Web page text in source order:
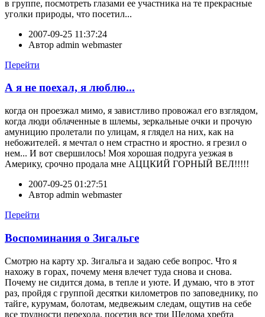
в группе, посмотреть глазами ее участника на те прекрасные
уголки природы, что посетил...
2007-09-25 11:37:24
Автор admin webmaster
Перейти
А я не поехал, я люблю...
когда он проезжал мимо, я завистливо провожал его взглядом,
когда люди облаченные в шлемы, зеркальные очки и прочую
амуницию пролетали по улицам, я глядел на них, как на
небожителей. я мечтал о нем страстно и яростно. я грезил о
нем... И вот свершилось! Моя хорошая подруга уезжая в
Америку, срочно продала мне АЦЦКИЙ ГОРНЫЙ ВЕЛ!!!!!
2007-09-25 01:27:51
Автор admin webmaster
Перейти
Воспоминания о Зигальге
Смотрю на карту хр. Зигальга и задаю себе вопрос. Что я
нахожу в горах, почему меня влечет туда снова и снова.
Почему не сидится дома, в тепле и уюте. И думаю, что в этот
раз, пройдя с группой десятки километров по заповеднику, по
тайге, курумам, болотам, медвежьим следам, ощутив на себе
все трудности перехода, посетив все три Шелома хребта